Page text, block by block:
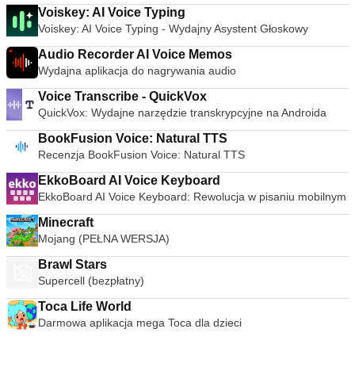
Voiskey: AI Voice Typing
Voiskey: AI Voice Typing - Wydajny Asystent Głoskowy
Audio Recorder AI Voice Memos
Wydajna aplikacja do nagrywania audio
Voice Transcribe - QuickVox
QuickVox: Wydajne narzędzie transkrypcyjne na Androida
BookFusion Voice: Natural TTS
Recenzja BookFusion Voice: Natural TTS
EkkoBoard AI Voice Keyboard
EkkoBoard AI Voice Keyboard: Rewolucja w pisaniu mobilnym
Minecraft
Mojang (PEŁNA WERSJA)
Brawl Stars
Supercell (bezpłatny)
Toca Life World
Darmowa aplikacja mega Toca dla dzieci